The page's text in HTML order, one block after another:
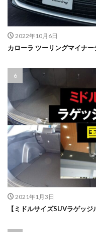
2022年10月6日
カローラ ツーリングマイナ
2021年1月3日
【ミドルサイズSUVラゲッ